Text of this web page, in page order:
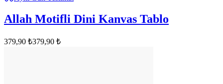
Allah Motifli Dini Kanvas Tablo
379,90 ₺379,90 ₺